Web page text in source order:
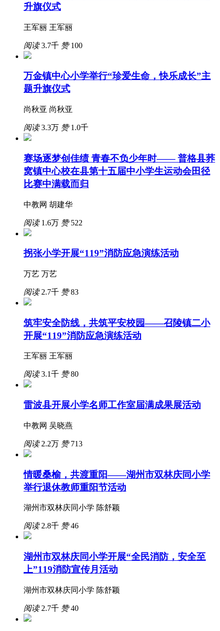
升旗仪式
王军丽 王军丽
阅读3.7千 赞100
万金镇中心小学举行“珍爱生命，快乐成长”主
题升旗仪式
尚秋亚 尚秋亚
阅读3.3万 赞1.0千
赛场逐梦创佳绩 青春不负少年时—— 普格县荞
窝镇中心校在县第十五届中小学生运动会田径
比赛中满载而归
中教网 胡建华
阅读1.6万 赞522
拐张小学开展“119”消防应急演练活动
万艺 万艺
阅读2.7千 赞83
筑牢安全防线，共筑平安校园——召陵镇二小
开展“119”消防应急演练活动
王军丽 王军丽
阅读3.1千 赞80
雷波县开展小学名师工作室届满成果展活动
中教网 吴晓燕
阅读2.2万 赞713
情暖桑榆，共渡重阳——湖州市双林庆同小学
举行退休教师重阳节活动
湖州市双林庆同小学 陈舒颖
阅读2.8千 赞46
湖州市双林庆同小学开展“全民消防，安全至
上”119消防宣传月活动
湖州市双林庆同小学 陈舒颖
阅读2.7千 赞40